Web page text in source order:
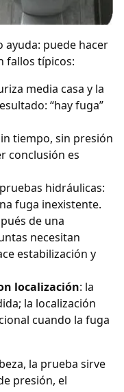
ayuda: puede hacer
fallos típicos:
media casa y la
“hay fuga”
tiempo, sin presión
conclusión es
hidráulicas:
fuga inexistente.
de una
necesitan
estabilización y
localización: la
la localización
cuando la fuga
la prueba sirve
presión, el